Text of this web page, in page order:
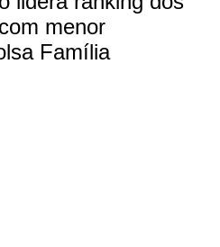
menor
Família